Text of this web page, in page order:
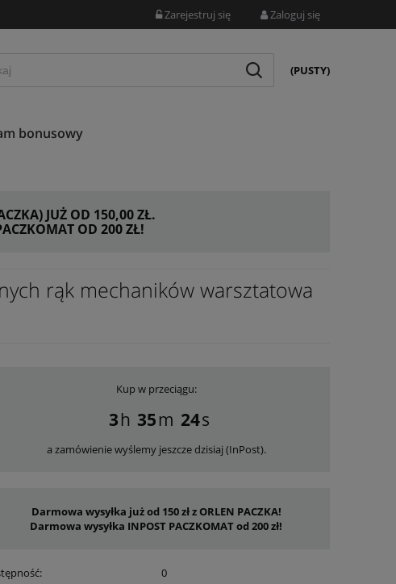
Zarejestruj się Zaloguj się
(PUSTY)
bonusowy
JUŻ OD 150,00 ZŁ.
OD 200 ZŁ!
rąk mechaników warsztatowa
Kup w przeciągu:
3 35 23
a zamówienie wyślemy jeszcze dzisiaj (InPost).
Darmowa wysyłka już od 150 zł z ORLEN PACZKA!
Darmowa wysyłka INPOST PACZKOMAT od 200 zł!
0